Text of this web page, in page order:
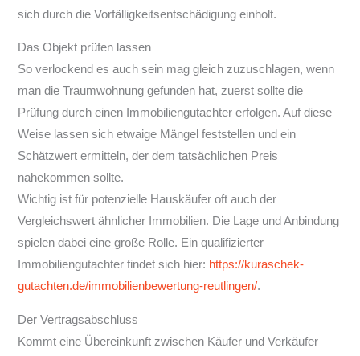
sich durch die Vorfälligkeitsentschädigung einholt.
Das Objekt prüfen lassen
So verlockend es auch sein mag gleich zuzuschlagen, wenn
man die Traumwohnung gefunden hat, zuerst sollte die
Prüfung durch einen Immobiliengutachter erfolgen. Auf diese
Weise lassen sich etwaige Mängel feststellen und ein
Schätzwert ermitteln, der dem tatsächlichen Preis
nahekommen sollte.
Wichtig ist für potenzielle Hauskäufer oft auch der
Vergleichswert ähnlicher Immobilien. Die Lage und Anbindung
spielen dabei eine große Rolle. Ein qualifizierter
Immobiliengutachter findet sich hier: https://kuraschek-
gutachten.de/immobilienbewertung-reutlingen/.
Der Vertragsabschluss
Kommt eine Übereinkunft zwischen Käufer und Verkäufer